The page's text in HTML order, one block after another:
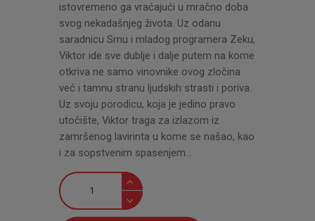
istovremeno ga vraćajući u mračno doba
svog nekadašnjeg života. Uz odanu
saradnicu Srnu i mladog programera Zeku,
Viktor ide sve dublje i dalje putem na kome
otkriva ne samo vinovnike ovog zločina
već i tamnu stranu ljudskih strasti i poriva.
Uz svoju porodicu, koja je jedino pravo
utočište, Viktor traga za izlazom iz
zamršenog lavirinta u kome se našao, kao
i za sopstvenim spasenjem…
Pobednik
količina